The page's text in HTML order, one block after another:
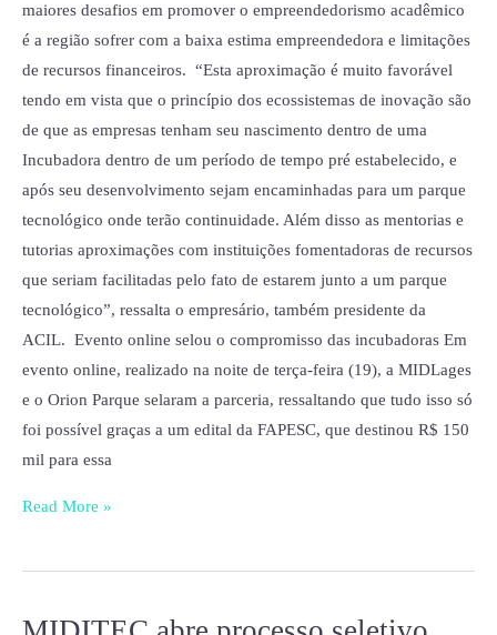
maiores desafios em promover o empreendedorismo acadêmico
é a região sofrer com a baixa estima empreendedora e limitações
de recursos financeiros. “Esta aproximação é muito favorável
tendo em vista que o princípio dos ecossistemas de inovação são
de que as empresas tenham seu nascimento dentro de uma
Incubadora dentro de um período de tempo pré estabelecido, e
após seu desenvolvimento sejam encaminhadas para um parque
tecnológico onde terão continuidade. Além disso as mentorias e
tutorias aproximações com instituições fomentadoras de recursos
que seriam facilitadas pelo fato de estarem junto a um parque
tecnológico”, ressalta o empresário, também presidente da
ACIL. Evento online selou o compromisso das incubadoras Em
evento online, realizado na noite de terça-feira (19), a MIDLages
e o Orion Parque selaram a parceria, ressaltando que tudo isso só
foi possível graças a um edital da FAPESC, que destinou R$ 150
mil para essa
Read More »
MIDITEC